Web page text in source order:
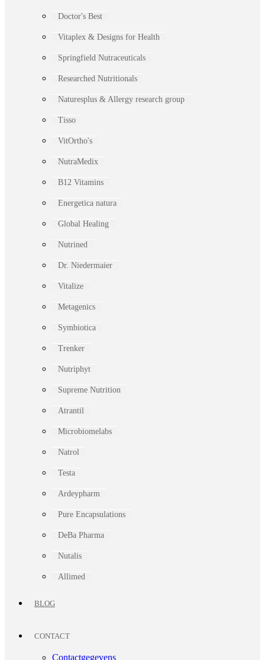
Doctor's Best
Vitaplex & Designs for Health
Springfield Nutraceuticals
Researched Nutritionals
Naturesplus & Allergy research group
Tisso
VitOrtho's
NutraMedix
B12 Vitamins
Energetica natura
Global Healing
Nutrined
Dr. Niedermaier
Vitalize
Metagenics
Symbiotica
Trenker
Nutriphyt
Supreme Nutrition
Atrantil
Microbiomelabs
Natrol
Testa
Ardeypharm
Pure Encapsulations
DeBa Pharma
Nutalis
Allimed
BLOG
CONTACT
Contactgegevens